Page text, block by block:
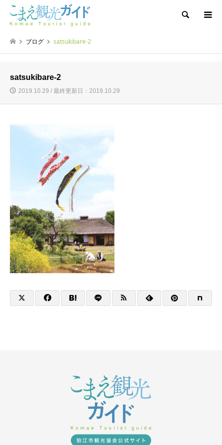
検索
ブログ satsukibare-2
satsukibare-2
2019.10.29 / 最終更新日：2019.10.29